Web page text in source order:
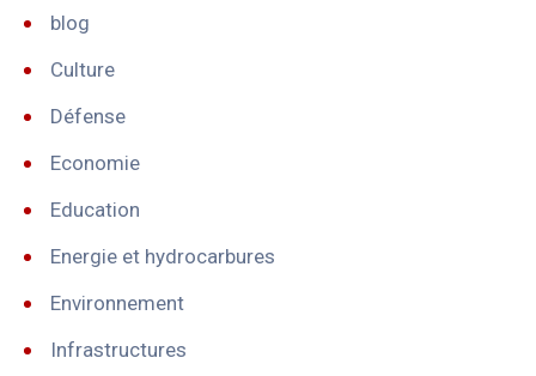
blog
Culture
Défense
Economie
Education
Energie et hydrocarbures
Environnement
Infrastructures